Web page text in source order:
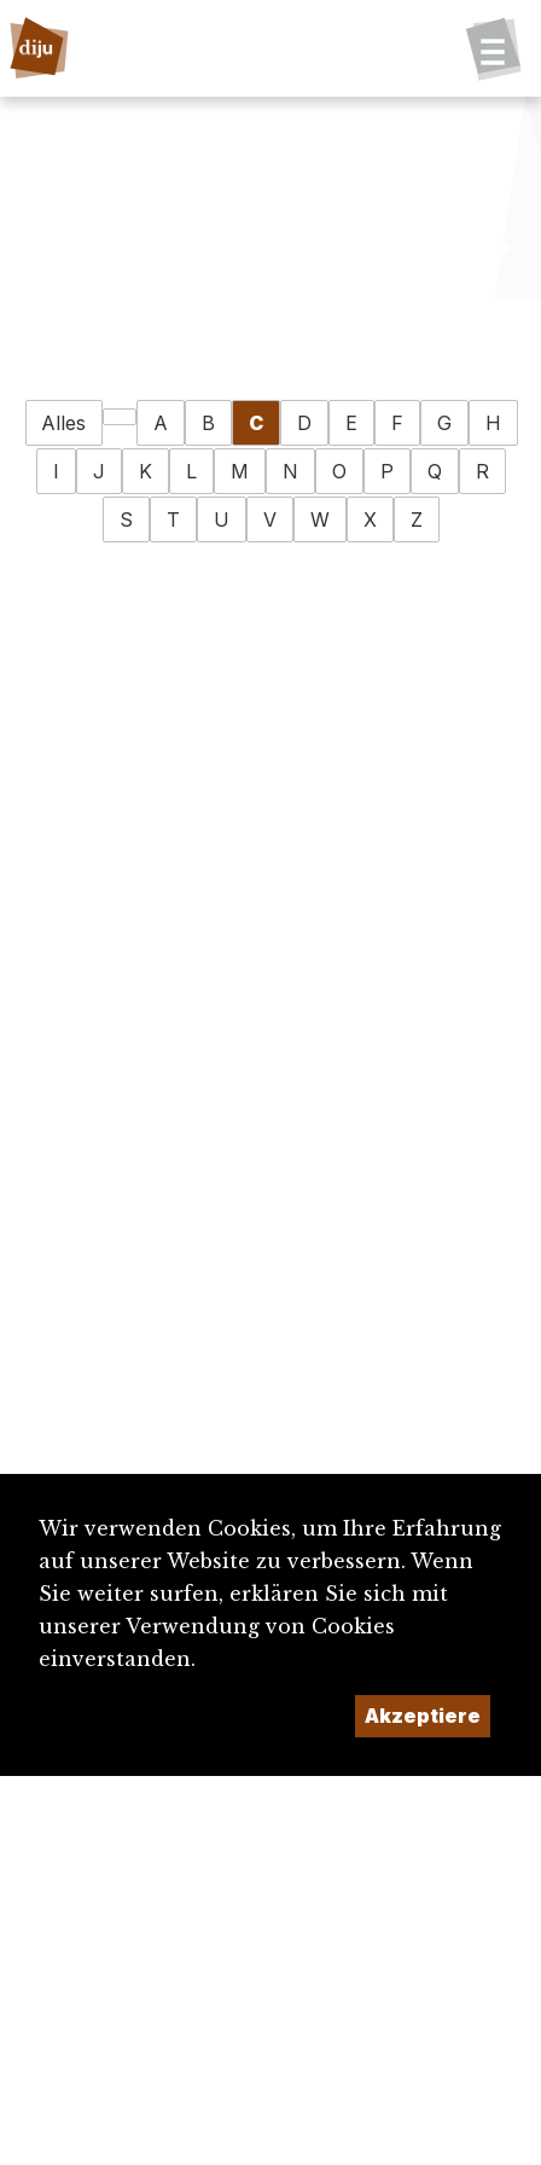
Alles A B C D E F G
H
I
J K L M N O P Q
R
S
T U V W X Z
Wir verwenden Cookies, um Ihre Erfahrung
auf unserer Website zu verbessern. Wenn
Sie weiter surfen, erklären Sie sich mit
unserer Verwendung von Cookies
einverstanden.
Akzeptiere